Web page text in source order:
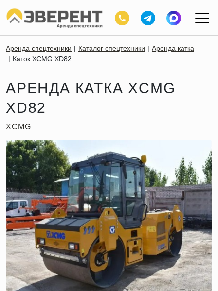
Аренда спецтехники Каталог спецтехники
Аренда катка
Каток XCMG XD82
АРЕНДА КАТКА XCMG
XD82
XCMG